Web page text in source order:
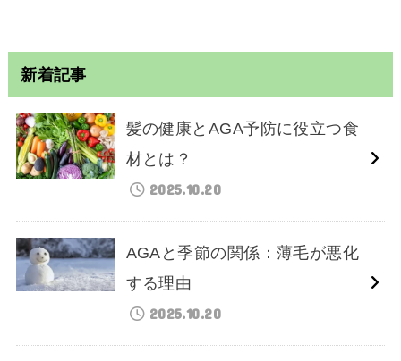
新着記事
髪の健康とAGA予防に役立つ食
材とは？
2025.10.20
AGAと季節の関係：薄毛が悪化
する理由
2025.10.20